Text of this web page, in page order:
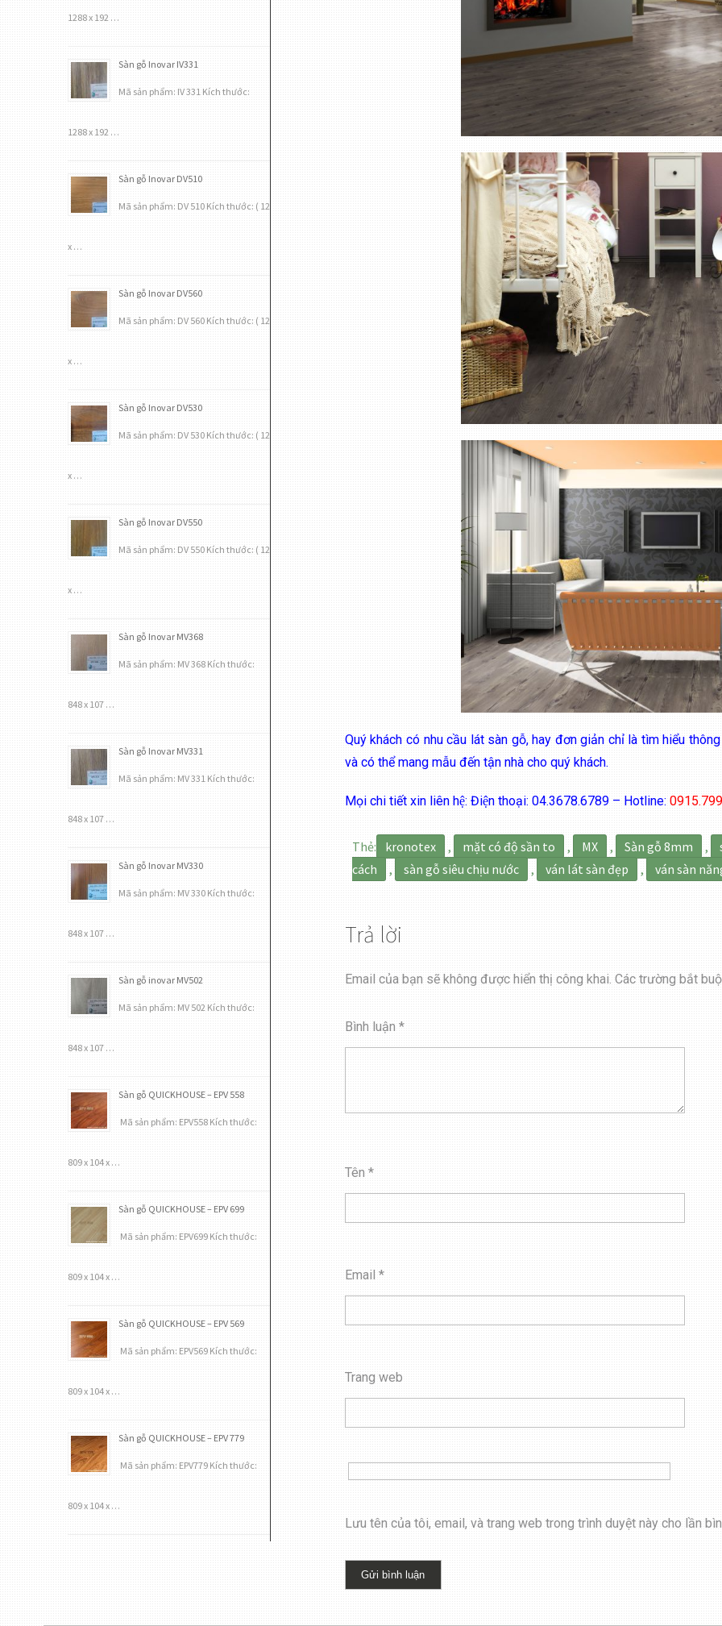
1288 x 192 …
Sàn gỗ Inovar IV331
Mã sản phẩm: IV 331 Kích thước:
1288 x 192 …
Sàn gỗ Inovar DV510
Mã sản phẩm: DV 510 Kích thước: ( 12
x …
Sàn gỗ Inovar DV560
Mã sản phẩm: DV 560 Kích thước: ( 12
x …
Sàn gỗ Inovar DV530
Mã sản phẩm: DV 530 Kích thước: ( 12
x …
Sàn gỗ Inovar DV550
Mã sản phẩm: DV 550 Kích thước: ( 12
x …
Sàn gỗ Inovar MV368
Mã sản phẩm: MV 368 Kích thước:
848 x 107 …
Sàn gỗ Inovar MV331
Mã sản phẩm: MV 331 Kích thước:
848 x 107 …
Sàn gỗ Inovar MV330
Mã sản phẩm: MV 330 Kích thước:
848 x 107 …
Sàn gỗ inovar MV502
Mã sản phẩm: MV 502 Kích thước:
848 x 107 …
Sàn gỗ QUICKHOUSE – EPV 558
Mã sản phẩm: EPV558 Kích thước:
809 x 104 x …
Sàn gỗ QUICKHOUSE – EPV 699
Mã sản phẩm: EPV699 Kích thước:
809 x 104 x …
Sàn gỗ QUICKHOUSE – EPV 569
Mã sản phẩm: EPV569 Kích thước:
809 x 104 x …
Sàn gỗ QUICKHOUSE – EPV 779
Mã sản phẩm: EPV779 Kích thước:
809 x 104 x …
Quý khách có nhu cầu lát sàn gỗ, hay đơn giản chỉ là tìm hiểu
và có thể mang mẫu đến tận nhà cho quý khách.
Mọi chi tiết xin liên hệ: Điện thoại: 04.3678.6789 – Hotline:
Thẻ: kronotex , mặt có độ sần to , MX , Sàn gỗ 8mm ,
cách
, sàn gỗ siêu chịu nước , ván lát sàn đẹp , ván sàn
Trả lời
Email của bạn sẽ không được hiển thị công khai. Các trường bắt
Bình luận *
Tên *
Email *
Trang web
Lưu tên của tôi, email, và trang web trong trình duyệt này cho lần